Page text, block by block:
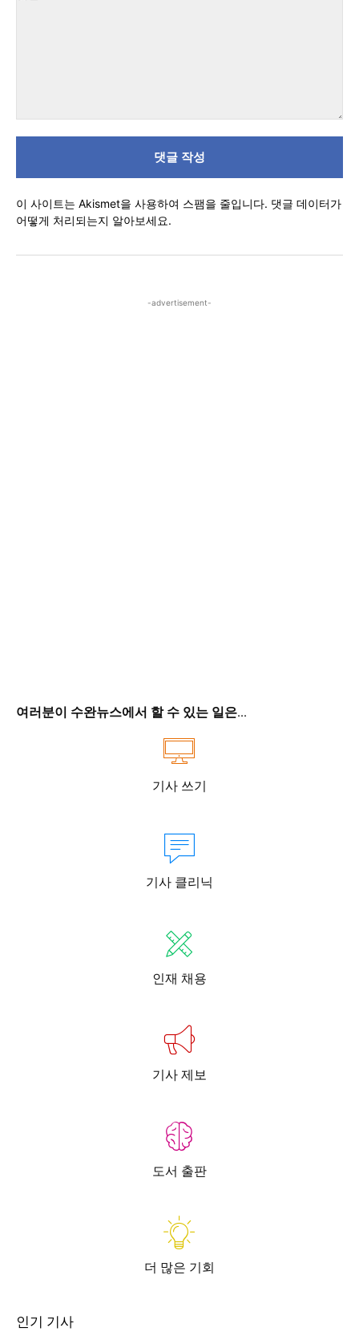
이 사이트는 Akismet을 사용하여 스팸을 줄입니다. 댓글 데이터가
어떻게 처리되는지 알아보세요.
-advertisement-
여러분이 수완뉴스에서 할 수 있는 일은...
기사 쓰기
기사 클리닉
인재 채용
기사 제보
도서 출판
더 많은 기회
인기 기사